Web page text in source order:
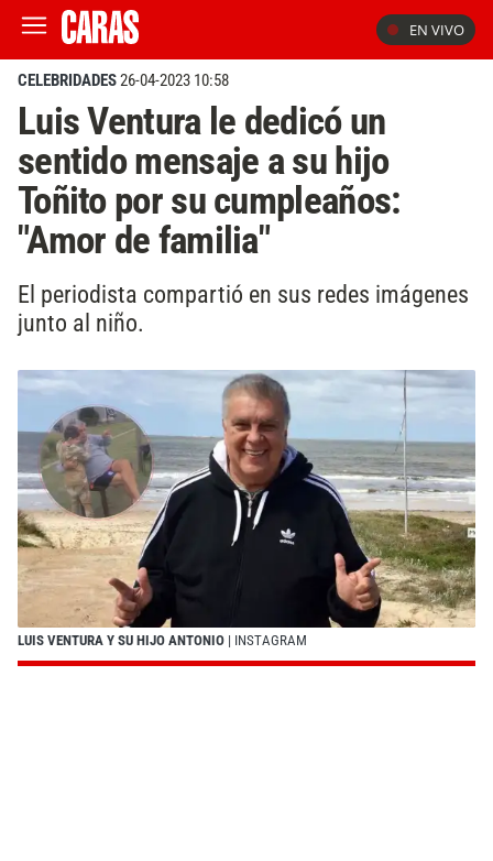
EN VIVO
CELEBRIDADES26-04-2023 10:58
Luis Ventura le dedicó un
sentido mensaje a su hijo
Toñito por su cumpleaños:
"Amor de familia"
El periodista compartió en sus redes imágenes
junto al niño.
LUIS VENTURA Y SU HIJO ANTONIO | INSTAGRAM